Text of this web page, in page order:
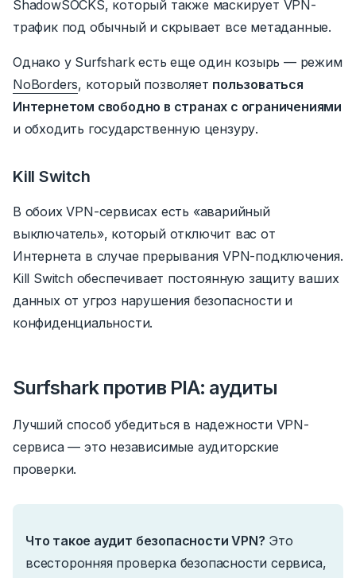
ShadowSOCKS, который также маскирует VPN-
трафик под обычный и скрывает все метаданные.
Однако у Surfshark есть еще один козырь — режим
NoBorders, который позволяет пользоваться
Интернетом свободно в странах с ограничениями
и обходить государственную цензуру.
Kill Switch
В обоих VPN-сервисах есть «аварийный
выключатель», который отключит вас от
Интернета в случае прерывания VPN-подключения.
Kill Switch обеспечивает постоянную защиту ваших
данных от угроз нарушения безопасности и
конфиденциальности.
Surfshark против PIA: аудиты
Лучший способ убедиться в надежности VPN-
сервиса — это независимые аудиторские
проверки.
Что такое аудит безопасности VPN? Это
всесторонняя проверка безопасности сервиса,